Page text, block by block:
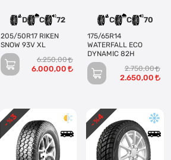
D C 72
205/50R17 RIKEN
SNOW 93V XL
6.250,00
6.000,00
C C 70
175/65R14
WATERFALL ECO
DYNAMIC 82H
2.750,00
2.650,00
- %
3 - %
4